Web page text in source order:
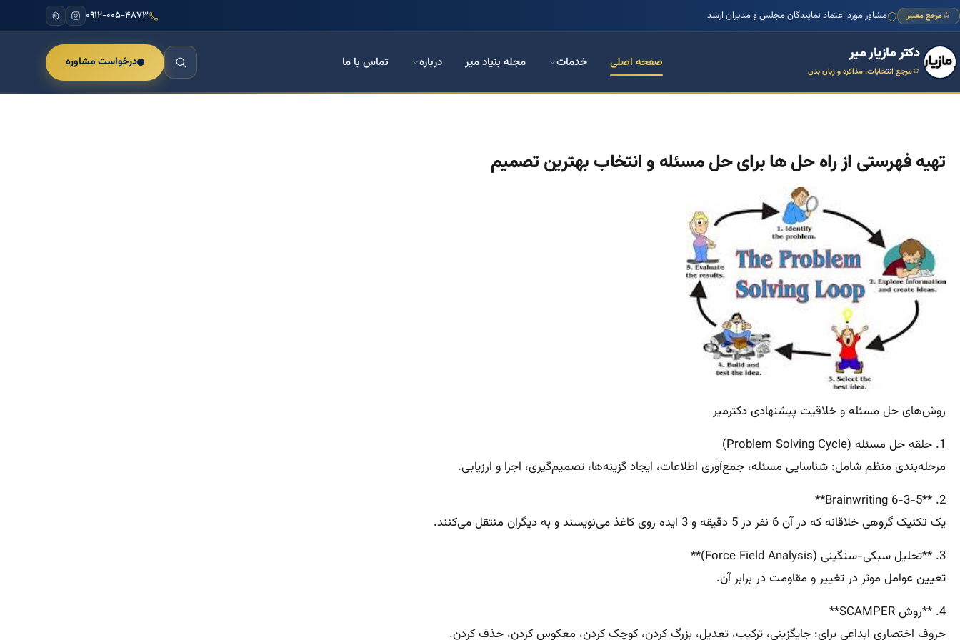
مرجع معتبر مشاور مورد اعتماد نمایندگان مجلس و مدیران ارشد ۰۹۱۲-۰۰۵-۴۸۷۳
دکتر مازیار میر
مرجع انتخابات، مذاکره و زبان بدن
صفحه اصلی خدمات مجله بنیاد میر درباره تماس با ما درخواست مشاوره
تهیه فهرستی از راه حل ها برای حل مسئله و انتخاب بهترین تصمیم
روش‌های حل مسئله و خلاقیت پیشنهادی دکترمیر
1. حلقه حل مسئله (Problem Solving Cycle)
مرحله‌بندی منظم شامل: شناسایی مسئله، جمع‌آوری اطلاعات، ایجاد گزینه‌ها، تصمیم‌گیری، اجرا و ارزیابی.
2. **6-3-5 Brainwriting**
یک تکنیک گروهی خلاقانه که در آن 6 نفر در 5 دقیقه و 3 ایده روی کاغذ می‌نویسند و به دیگران منتقل می‌کنند.
3. **تحلیل سبکی-سنگینی (Force Field Analysis)**
تعیین عوامل موثر در تغییر و مقاومت در برابر آن.
4. **روش SCAMPER**
حروف اختصاری ابداعی برای: جایگزینی، ترکیب، تعدیل، بزرگ کردن، کوچک کردن، معکوس کردن، حذف کردن.